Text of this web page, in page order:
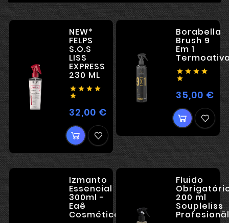
NEW*
FELPS
S.O.S
LISS
EXPRESS
230 ML
   

32,00 €Cena
Borabella
Brush 9
Em 1
   

35,00 €
Izmanto
Essencial
300ml -
Eaê
Cosméticos
Fluido
200 ml
Soupleliss